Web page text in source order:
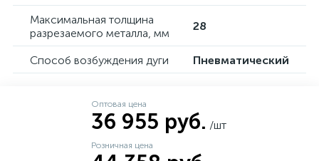
Максимальная толщина
разрезаемого металла, мм
28
Способ возбуждения дуги Пневматический
Оптовая цена
36 955 руб. /шт
Розничная цена